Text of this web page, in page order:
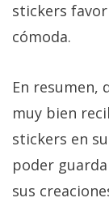
stickers
cómoda.
En resumen,
muy bien
stickers en
poder
sus